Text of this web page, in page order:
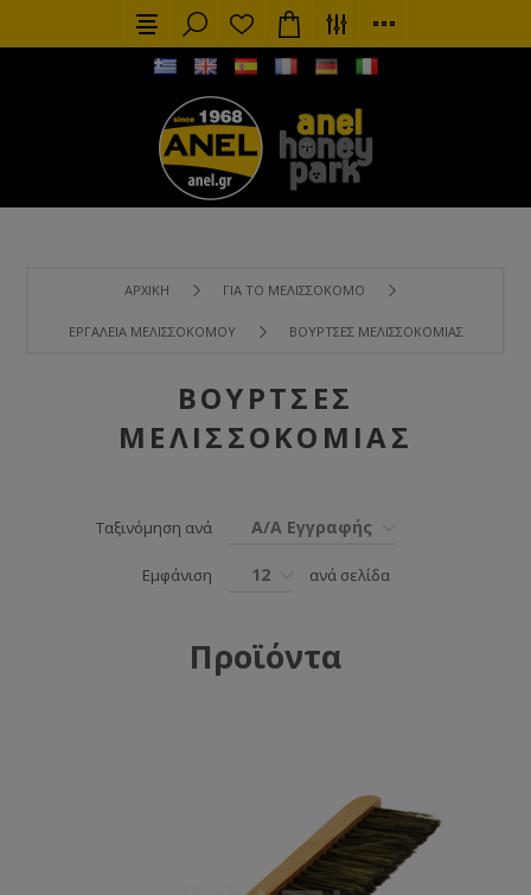
ΑΡΧΙΚΉ ΓΙΑ ΤΟ ΜΕΛΙΣΣΟΚΌΜΟ
ΕΡΓΑΛΕΊΑ ΜΕΛΙΣΣΟΚΌΜΟΥ ΒΟΎΡΤΣΕΣ ΜΕΛΙΣΣΟΚΟΜΊΑΣ
ΒΟΎΡΤΣΕΣ
ΜΕΛΙΣΣΟΚΟΜΊΑΣ
Ταξινόμηση ανά Α/Α Εγγραφής
Εμφάνιση 12 ανά σελίδα
Προϊόντα